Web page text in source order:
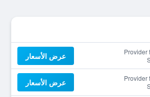
Provider
عرض الأسعار
Provider
عرض الأسعار